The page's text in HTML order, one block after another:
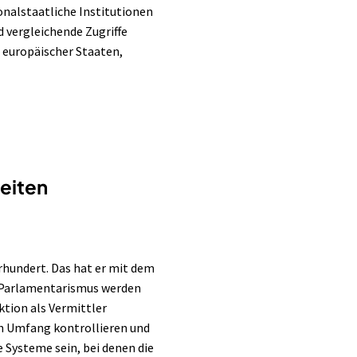
Institutionen
vergleichende Zugriffe
Staaten,
Das hat er mit dem
werden
als Vermittler
Umfang kontrollieren und
sein, bei denen die